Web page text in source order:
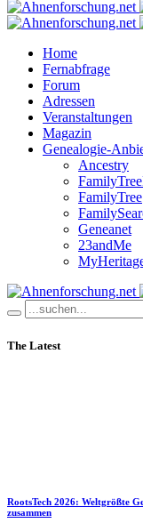
Home
Fernabfrage
Forum
Adressen
Veranstaltungen
Magazin
Genealogie-
Ancestry
FamilyTree
Geneanet
23andMe
The Latest
RootsTech 2026: Weltgrößte
zusammen